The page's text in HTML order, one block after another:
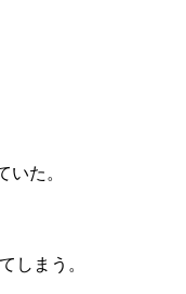
いた。
しまう。